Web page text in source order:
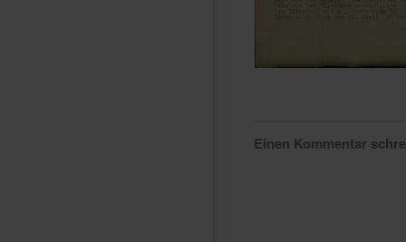
Einen Kommentar